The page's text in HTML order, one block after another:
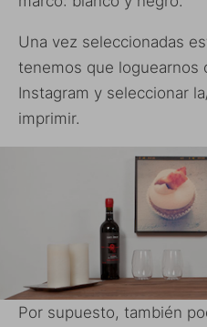
Una vez seleccionadas
tenemos que loguearnos
Instagram y seleccionar
imprimir.
Por supuesto, también